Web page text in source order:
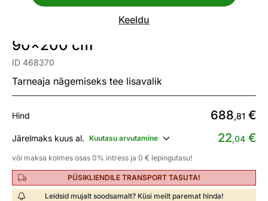
Keeldu
90x200 cm
ID 468370
Tarneaja nägemiseks tee lisavalik
Hind 688,81 €
Järelmaks kuus al. Kuutasu arvutamine 22,04 €
või maksa kolmes osas 0% intress ja 0 € lepingutasu!
PÜSIKLIENDILE TRANSPORT TASUTA!
Leidsid mujalt soodsamalt? Küsi meilt paremat hinda!